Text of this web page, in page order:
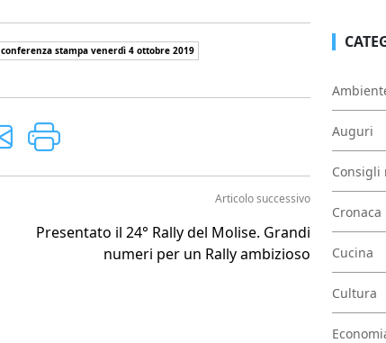
conferenza stampa venerdì 4 ottobre 2019
Articolo successivo
Presentato il 24° Rally del Molise. Grandi
numeri per un Rally ambizioso
Auguri
Consigli
Cronaca
Cucina
Cultura